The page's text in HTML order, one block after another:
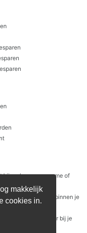
makkelijk
cookies in.
bij verkoop, overname of
door te meten binnen je
bij je verbruik, maar bij je